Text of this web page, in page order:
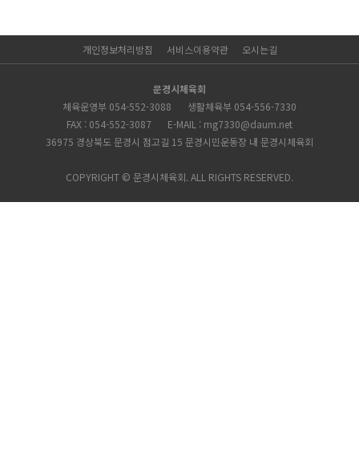
개인정보처리방침 서비스이용약관 오시는길
문경시체육회
체육운영부 054-552-3088
생활체육부 054-556-7330
FAX : 054-552-3087
E-MAIL : mg7330@daum.net
36975 경상북도 문경시 점고길 15 문경시민운동장 내 문경시체육회
COPYRIGHT © 문경시체육회. ALL RIGHTS RESERVED.